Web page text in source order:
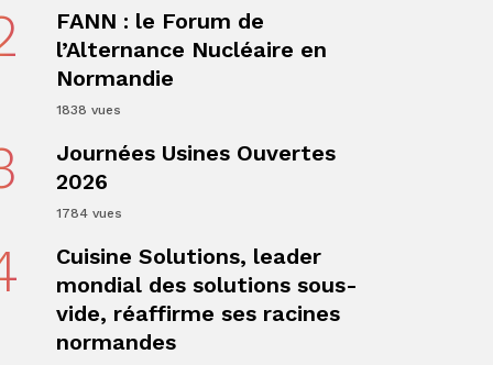
FANN : le Forum de
l’Alternance Nucléaire en
Normandie
1838 vues
Journées Usines Ouvertes
2026
1784 vues
Cuisine Solutions, leader
mondial des solutions sous-
vide, réaffirme ses racines
normandes